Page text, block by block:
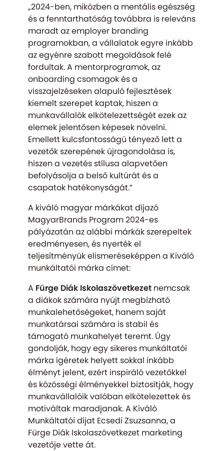
„2024-ben, miközben a mentális egészség
és a fenntarthatóság továbbra is releváns
maradt az employer branding
programokban, a vállalatok egyre inkább
az egyénre szabott megoldások felé
fordultak. A mentorprogramok, az
onboarding csomagok és a
visszajelzéseken alapuló fejlesztések
kiemelt szerepet kaptak, hiszen a
munkavállalók elkötelezettségét ezek az
elemek jelentősen képesek növelni.
Emellett kulcsfontosságú tényező lett a
vezetők szerepének újragondolása is,
hiszen a vezetés stílusa alapvetően
befolyásolja a belső kultúrát és a
csapatok hatékonyságát.”
A kiváló magyar márkákat díjazó
MagyarBrands Program 2024-es
pályázatán az alábbi márkák szerepeltek
eredményesen, és nyerték el
teljesítményük elismeréseképpen a Kiváló
munkáltatói márka címet:
A Fürge Diák Iskolaszövetkezet nemcsak
a diákok számára nyújt megbízható
munkalehetőségeket, hanem saját
munkatársai számára is stabil és
támogató munkahelyet teremt. Úgy
gondolják, hogy egy sikeres munkáltatói
márka ígéretek helyett sokkal inkább
élményt jelent, ezért inspiráló vezetőkkel
és közösségi élményekkel biztosítják, hogy
munkavállalóik valóban elkötelezettek és
motiváltak maradjanak. A Kiváló
Munkáltatói díjat Ecsedi Zsuzsanna, a
Fürge Diák Iskolaszövetkezet marketing
vezetője vette át.